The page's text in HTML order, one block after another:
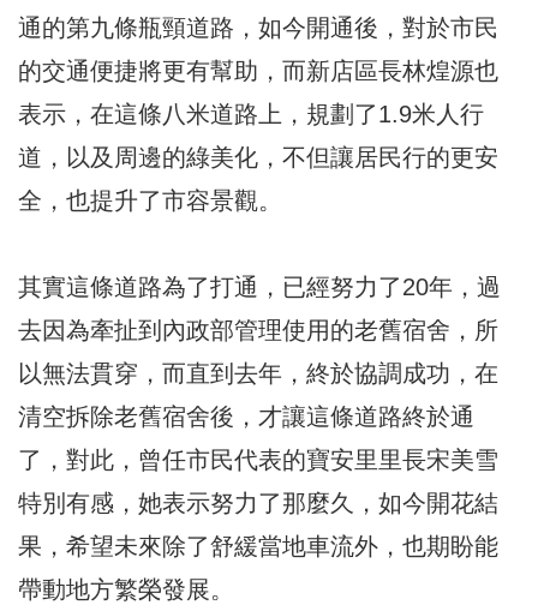
通的第九條瓶頸道路，如今開通後，對於市民
的交通便捷將更有幫助，而新店區長林煌源也
表示，在這條八米道路上，規劃了1.9米人行
道，以及周邊的綠美化，不但讓居民行的更安
全，也提升了市容景觀。
其實這條道路為了打通，已經努力了20年，過
去因為牽扯到內政部管理使用的老舊宿舍，所
以無法貫穿，而直到去年，終於協調成功，在
清空拆除老舊宿舍後，才讓這條道路終於通
了，對此，曾任市民代表的寶安里里長宋美雪
特別有感，她表示努力了那麼久，如今開花結
果，希望未來除了舒緩當地車流外，也期盼能
帶動地方繁榮發展。